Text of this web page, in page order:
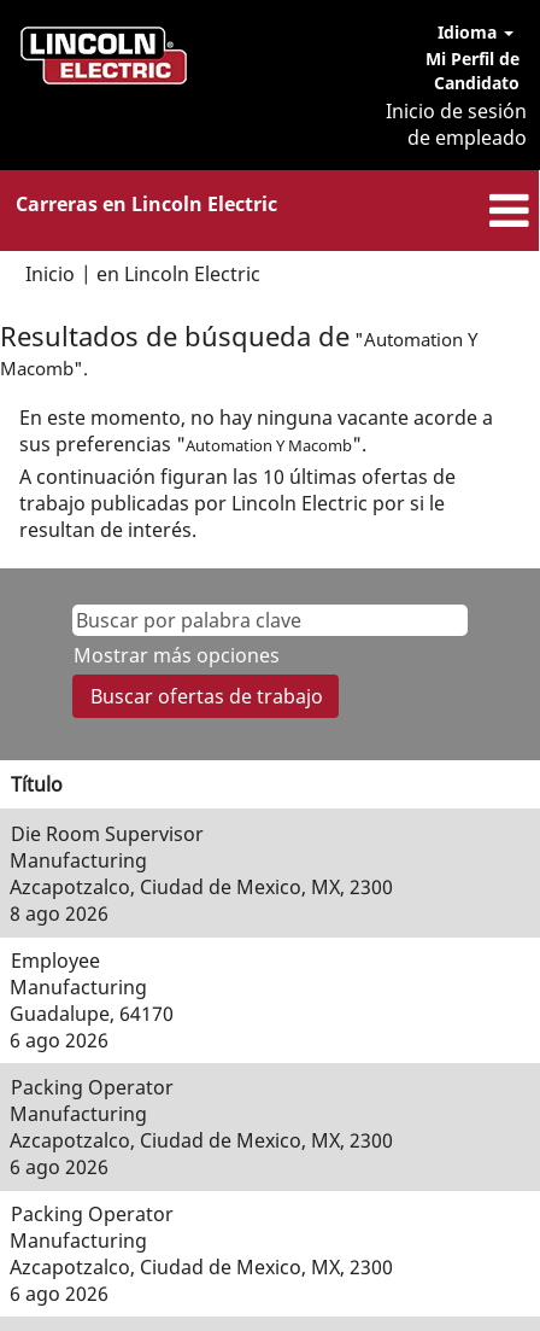
Idioma
Mi Perfil de
Candidato
Inicio de sesión
de empleado
Carreras en Lincoln Electric
Inicio | en Lincoln Electric
Resultados de búsqueda de "Automation Y
Macomb".
En este momento, no hay ninguna vacante acorde a
sus preferencias "Automation Y Macomb".
A continuación figuran las 10 últimas ofertas de
trabajo publicadas por Lincoln Electric por si le
resultan de interés.
Mostrar más opciones
Título
Die Room Supervisor
Manufacturing
Azcapotzalco, Ciudad de Mexico, MX, 2300
8 ago 2026
Employee
Manufacturing
Guadalupe, 64170
6 ago 2026
Packing Operator
Manufacturing
Azcapotzalco, Ciudad de Mexico, MX, 2300
6 ago 2026
Packing Operator
Manufacturing
Azcapotzalco, Ciudad de Mexico, MX, 2300
6 ago 2026